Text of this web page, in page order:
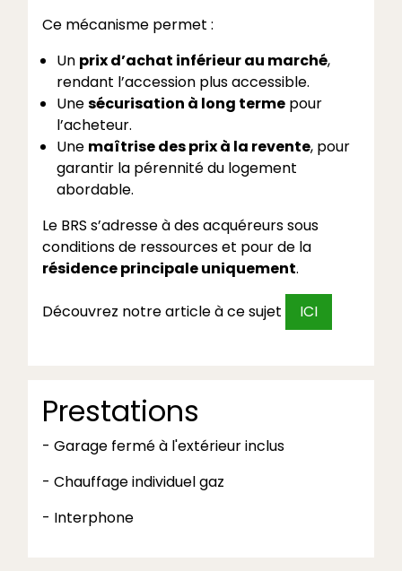
Ce mécanisme permet :
Un prix d’achat inférieur au marché,
rendant l’accession plus accessible.
Unesécurisation à long terme pour
l’acheteur.
Une maîtrise des prix à la revente, pour
garantir la pérennité du logement
abordable.
Le BRS s’adresse à des acquéreurs sous
conditions de ressources et pour de la
résidence principale uniquement.
Découvrez notre article à ce sujet ICI
Prestations
- Garage fermé à l'extérieur inclus
- Chauffage individuel gaz
- Interphone